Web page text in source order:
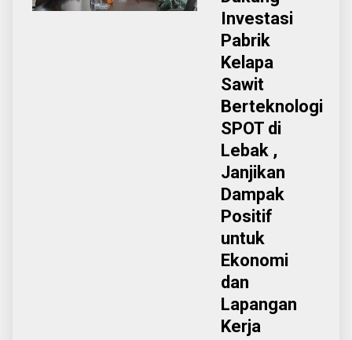
Investasi
Pabrik
Kelapa
Sawit
Berteknologi
SPOT di
Lebak ,
Janjikan
Dampak
Positif
untuk
Ekonomi
dan
Lapangan
Kerja